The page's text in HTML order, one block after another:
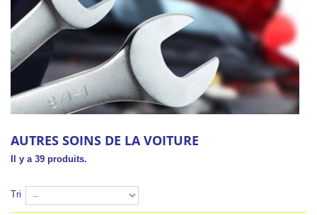
AUTRES SOINS DE LA VOITURE
Il y a 39 produits.
Tri